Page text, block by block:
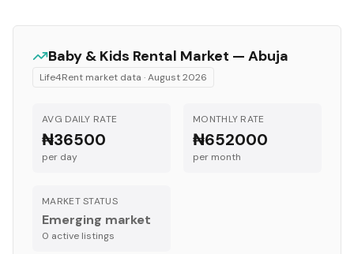
Baby & Kids Rental Market — Abuja
Life4Rent market data ·August 2026
AVG DAILY RATE
₦36500
per day
MONTHLY RATE
₦652000
per month
MARKET STATUS
Emerging market
0 active listings